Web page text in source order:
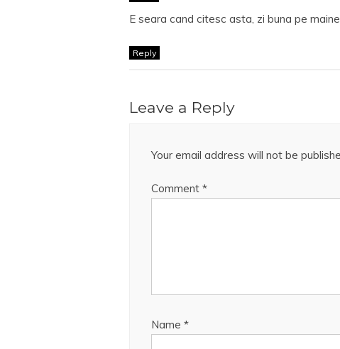
E seara cand citesc asta, zi buna pe
Reply
Leave a Reply
Your email address will not be
Comment *
Name *